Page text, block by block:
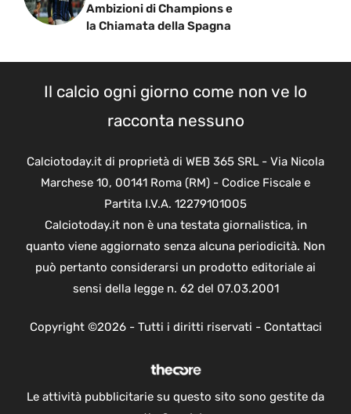
Ambizioni di Champions e
la Chiamata della Spagna
Il calcio ogni giorno come non ve lo
racconta nessuno
Calciotoday.it di proprietà di WEB 365 SRL - Via Nicola
Marchese 10, 00141 Roma (RM) - Codice Fiscale e
Partita I.V.A. 12279101005
Calciotoday.it non è una testata giornalistica, in
quanto viene aggiornato senza alcuna periodicità. Non
può pertanto considerarsi un prodotto editoriale ai
sensi della legge n. 62 del 07.03.2001
Copyright ©2026 - Tutti i diritti riservati - Contattaci
Le attività pubblicitarie su questo sito sono gestite da